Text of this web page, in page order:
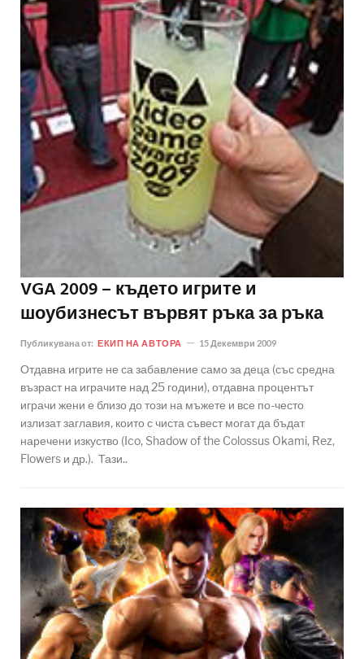
VGA 2009 – където игрите и
шоубизнесът вървят ръка за ръка
Публикувана от: ЕКИП НА АВТОРА 15 Декември 2009
Отдавна игрите не са забавление само за деца (със средна
възраст на играчите над 25 години), отдавна процентът
играчи жени е близо до този на мъжете и все по-често
излизат заглавия, които с чиста съвест могат да бъдат
наречени изкуство (Ico, Shadow of the Colossus Okami, Rez,
Flowers и др.). Тази..